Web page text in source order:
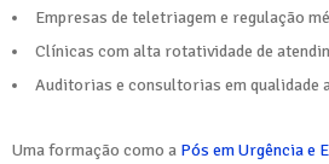
Empresas de teletriagem e regulação
Clínicas com alta rotatividade de
Auditorias e consultorias em qualidade
Uma formação como a Pós em Urgência e